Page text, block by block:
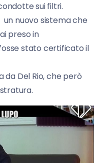
sui filtri.
nuovo sistema che
preso in
stato certificato il
da Del Rio, che però